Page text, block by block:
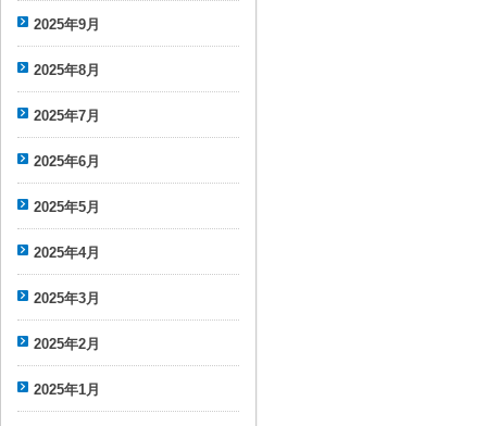
2025年9月
2025年8月
2025年7月
2025年6月
2025年5月
2025年4月
2025年3月
2025年2月
2025年1月